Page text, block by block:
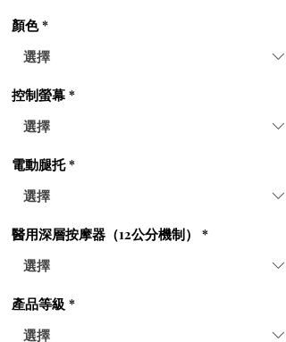
顏色 *
控制螢幕 *
電動腿托 *
醫用深層按摩器（12公分機制） *
產品等級 *